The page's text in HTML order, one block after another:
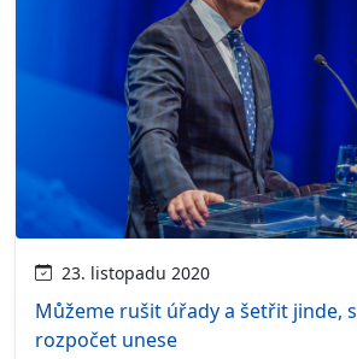
23. listopadu 2020
Můžeme rušit úřady a šetřit jinde,
rozpočet unese